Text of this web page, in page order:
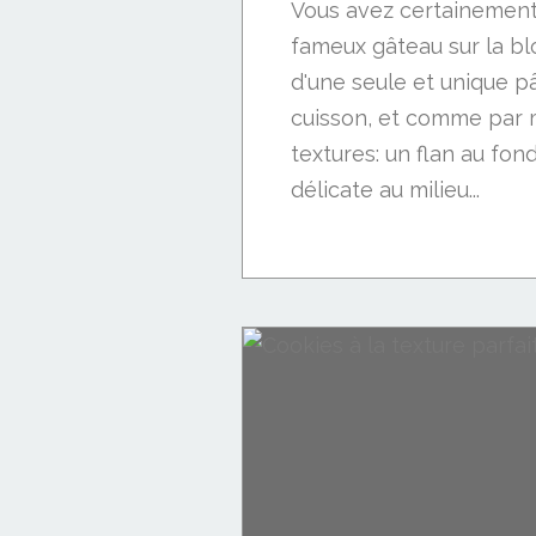
Vous avez
fameux gâteau sur la
d'une seule et unique
cuisson, et comme par
textures: un flan au
délicate au milieu...